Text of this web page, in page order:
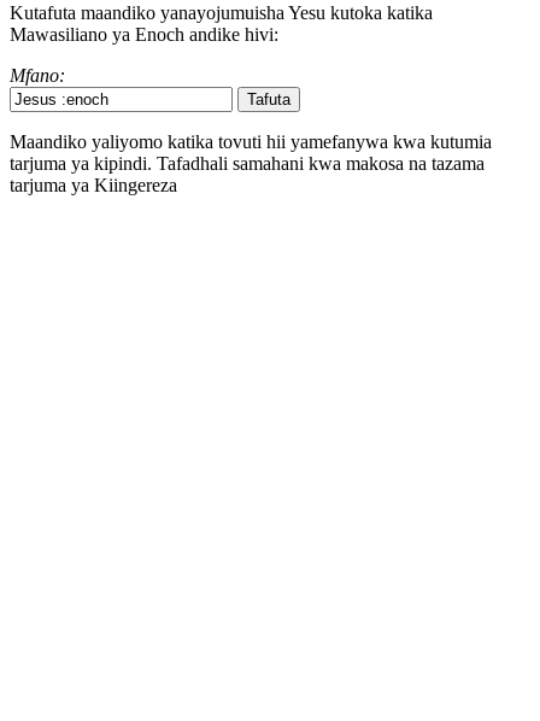
Kutafuta maandiko yanayojumuisha Yesu kutoka katika
Mawasiliano ya Enoch andike hivi:
Mfano:
Maandiko yaliyomo katika tovuti hii yamefanywa kwa kutumia
tarjuma ya kipindi. Tafadhali samahani kwa makosa na tazama
tarjuma ya Kiingereza